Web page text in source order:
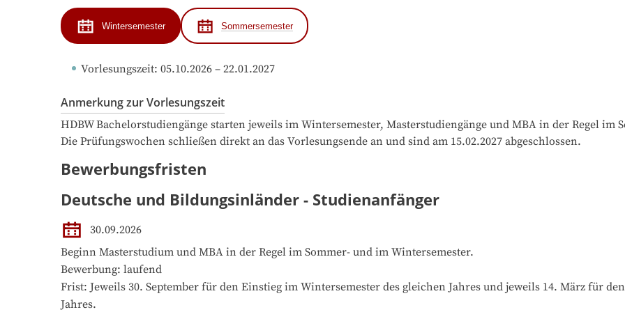
Wintersemester Sommersemester
Vorlesungszeit: 05.10.2026 – 22.01.2027
Anmerkung zur Vorlesungszeit
HDBW Bachelorstudiengänge starten jeweils im Wintersemester, Masterstudiengänge und MBA in der Regel im
Die Prüfungswochen schließen direkt an das Vorlesungsende an und sind am 15.02.2027 abgeschlossen.
Bewerbungsfristen
Deutsche und Bildungsinländer - Studienanfänger
30.09.2026
Beginn Masterstudium und MBA in der Regel im Sommer- und im Wintersemester.
Bewerbung: laufend
Frist: Jeweils 30. September für den Einstieg im Wintersemester des gleichen Jahres und jeweils 14. März für
Jahres.